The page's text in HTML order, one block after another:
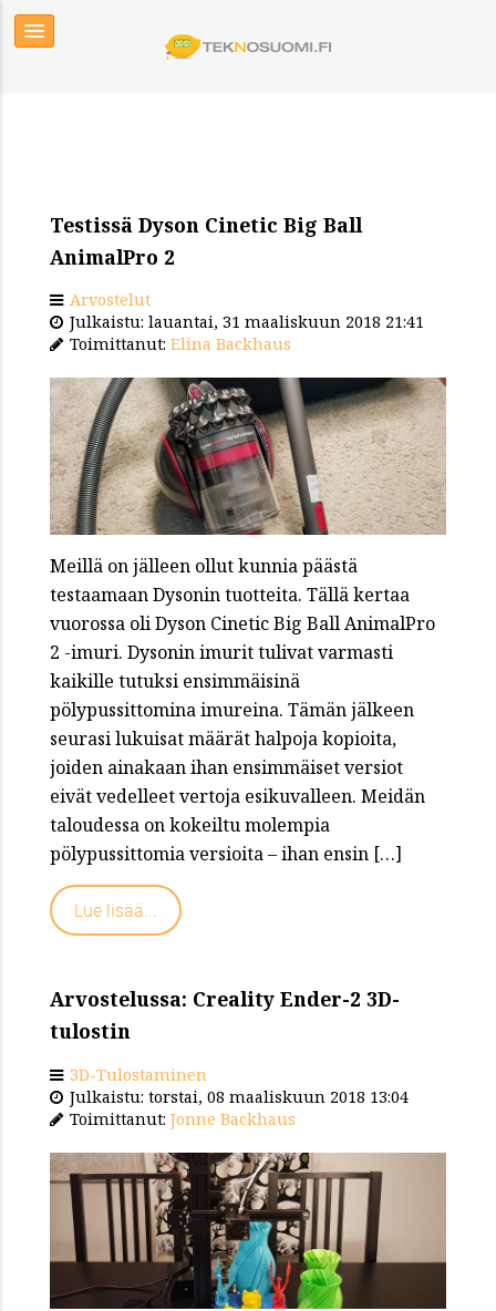
Testissä Dyson Cinetic Big Ball
AnimalPro 2
Arvostelut
Julkaistu: lauantai, 31 maaliskuun 2018 21:41
Toimittanut: Elina Backhaus
Meillä on jälleen ollut kunnia päästä
testaamaan Dysonin tuotteita. Tällä kertaa
vuorossa oli Dyson Cinetic Big Ball AnimalPro
2 -imuri. Dysonin imurit tulivat varmasti
kaikille tutuksi ensimmäisinä
pölypussittomina imureina. Tämän jälkeen
seurasi lukuisat määrät halpoja kopioita,
joiden ainakaan ihan ensimmäiset versiot
eivät vedelleet vertoja esikuvalleen. Meidän
taloudessa on kokeiltu molempia
pölypussittomia versioita – ihan ensin […]
Lue lisää...
Arvostelussa: Creality Ender-2 3D-
tulostin
3D-Tulostaminen
Julkaistu: torstai, 08 maaliskuun 2018 13:04
Toimittanut: Jonne Backhaus